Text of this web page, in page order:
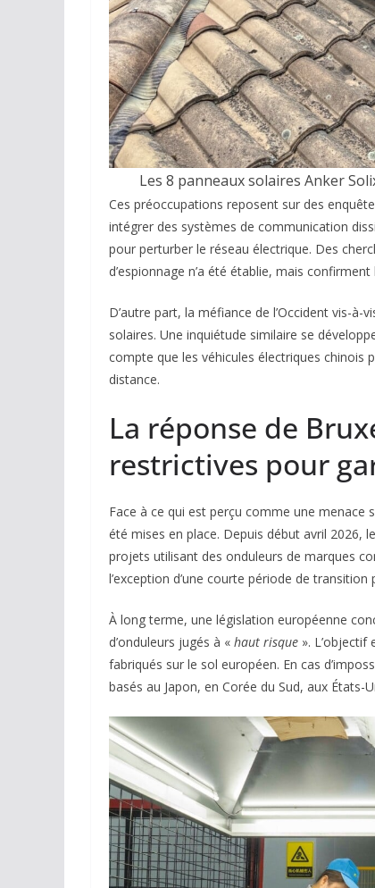
Les 8 panneaux solaires Anker
Ces préoccupations reposent sur des
intégrer des systèmes de communication
pour perturber le réseau électrique. Des
d’espionnage n’a été établie, mais
D’autre part, la méfiance de l’Occident vis-
solaires. Une inquiétude similaire se
compte que les véhicules électriques chinois
distance.
La réponse de
restrictives pour
Face à ce qui est perçu comme une menace
été mises en place. Depuis début avril 2026,
projets utilisant des onduleurs de marques
l’exception d’une courte période de
À long terme, une législation européenne
d’onduleurs jugés à « haut risque ».
fabriqués sur le sol européen. En cas
basés au Japon, en Corée du Sud, aux États-